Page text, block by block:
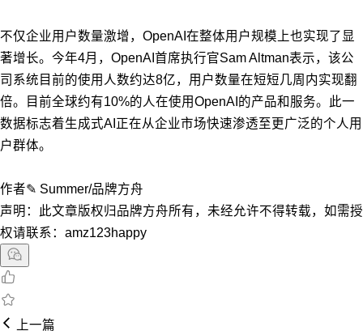
不仅企业用户数量激增，OpenAI在整体用户规模上也实现了显
著增长。今年4月，OpenAI首席执行官Sam Altman表示，该公
司系统目前的使用人数约达8亿，用户数量在短短几周内实现翻
倍。目前全球约有10%的人在使用OpenAI的产品和服务。此一
数据标志着生成式AI正在从企业市场快速渗透至更广泛的个人用
户群体。
作者✎ Summer/品牌方舟
声明：此文章版权归品牌方舟所有，未经允许不得转载，如需授
权请联系：amz123happy
上一篇